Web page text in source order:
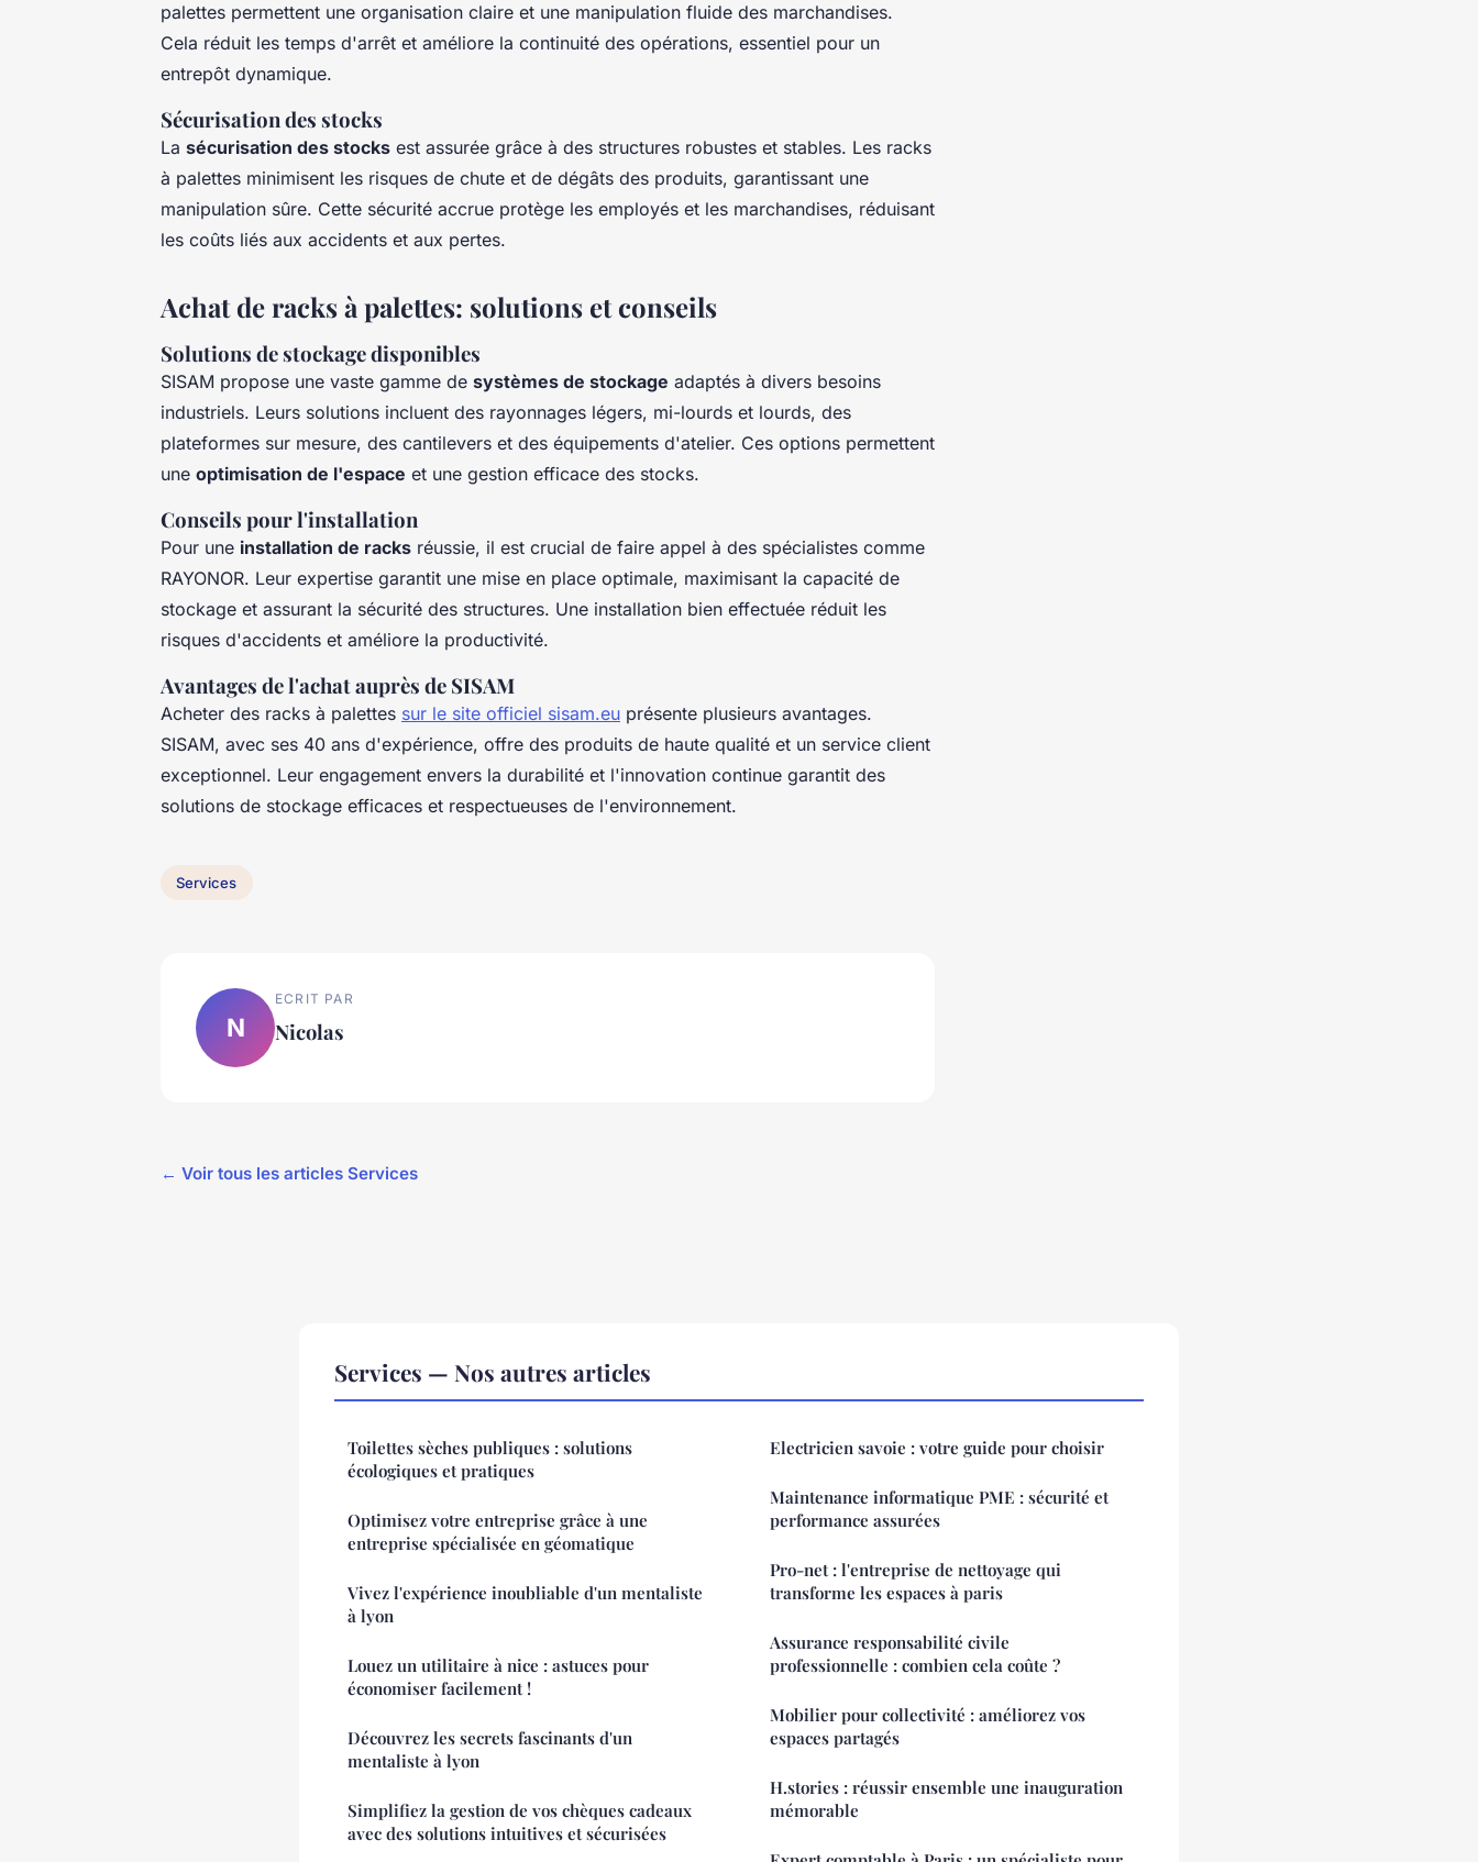
palettes permettent une organisation claire et une manipulation fluide des marchandises.
Cela réduit les temps d'arrêt et améliore la continuité des opérations, essentiel pour un
entrepôt dynamique.
Sécurisation des stocks
La sécurisation des stocks est assurée grâce à des structures robustes et stables. Les racks
à palettes minimisent les risques de chute et de dégâts des produits, garantissant une
manipulation sûre. Cette sécurité accrue protège les employés et les marchandises, réduisant
les coûts liés aux accidents et aux pertes.
Achat de racks à palettes: solutions et conseils
Solutions de stockage disponibles
SISAM propose une vaste gamme de systèmes de stockage adaptés à divers besoins
industriels. Leurs solutions incluent des rayonnages légers, mi-lourds et lourds, des
plateformes sur mesure, des cantilevers et des équipements d'atelier. Ces options permettent
une optimisation de l'espace et une gestion efficace des stocks.
Conseils pour l'installation
Pour une installation de racks réussie, il est crucial de faire appel à des spécialistes comme
RAYONOR. Leur expertise garantit une mise en place optimale, maximisant la capacité de
stockage et assurant la sécurité des structures. Une installation bien effectuée réduit les
risques d'accidents et améliore la productivité.
Avantages de l'achat auprès de SISAM
Acheter des racks à palettes sur le site officiel sisam.eu présente plusieurs avantages.
SISAM, avec ses 40 ans d'expérience, offre des produits de haute qualité et un service client
exceptionnel. Leur engagement envers la durabilité et l'innovation continue garantit des
solutions de stockage efficaces et respectueuses de l'environnement.
Services
N
ECRIT PAR
Nicolas
← Voir tous les articles Services
Services — Nos autres articles
Toilettes sèches publiques : solutions
écologiques et pratiques
Optimisez votre entreprise grâce à une
entreprise spécialisée en géomatique
Vivez l'expérience inoubliable d'un mentaliste
à lyon
Louez un utilitaire à nice : astuces pour
économiser facilement !
Découvrez les secrets fascinants d'un
mentaliste à lyon
Simplifiez la gestion de vos chèques cadeaux
avec des solutions intuitives et sécurisées
Electricien savoie : votre guide pour choisir
Maintenance informatique PME : sécurité et
performance assurées
Pro-net : l'entreprise de nettoyage qui
transforme les espaces à paris
Assurance responsabilité civile
professionnelle : combien cela coûte ?
Mobilier pour collectivité : améliorez vos
espaces partagés
H.stories : réussir ensemble une inauguration
mémorable